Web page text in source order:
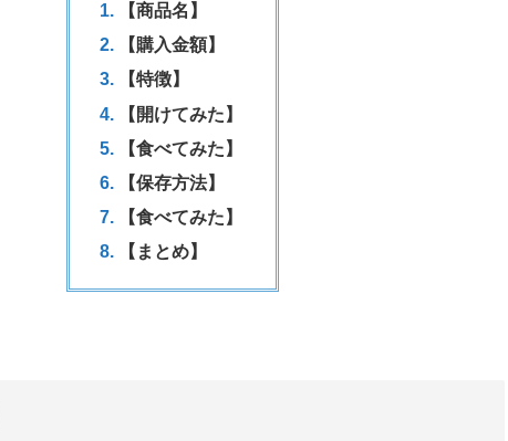
【商品名】
【購入金額】
【特徴】
【開けてみた】
【食べてみた】
【保存方法】
【食べてみた】
【まとめ】